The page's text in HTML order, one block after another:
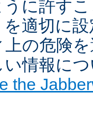
に許す
を適切に
の危険
情報に
the